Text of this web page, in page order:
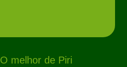
O melhor de Piri